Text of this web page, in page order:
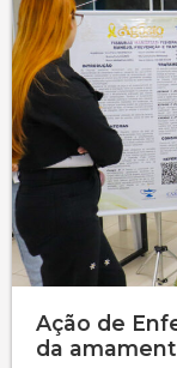
Ação de
da